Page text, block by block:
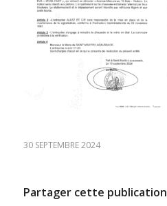
30 SEPTEMBRE 2024
Partager cette publication